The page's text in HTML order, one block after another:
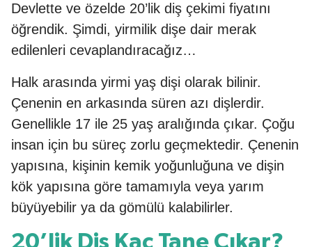
Devlette ve özelde 20’lik diş çekimi fiyatını
öğrendik. Şimdi, yirmilik dişe dair merak
edilenleri cevaplandıracağız…
Halk arasında yirmi yaş dişi olarak bilinir.
Çenenin en arkasında süren azı dişlerdir.
Genellikle 17 ile 25 yaş aralığında çıkar. Çoğu
insan için bu süreç zorlu geçmektedir. Çenenin
yapısına, kişinin kemik yoğunluğuna ve dişin
kök yapısına göre tamamıyla veya yarım
büyüyebilir ya da gömülü kalabilirler.